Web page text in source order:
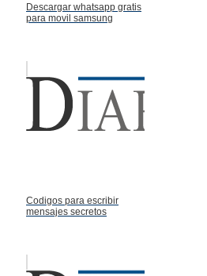
Descargar whatsapp gratis
para movil samsung
Codigos para escribir
mensajes secretos